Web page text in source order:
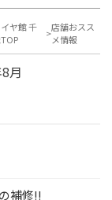
ヤ館 千
店舗おスス
メ情報
月
補修!!